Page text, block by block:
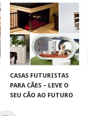
CASAS FUTURISTAS
PARA CÃES – LEVE O
SEU CÃO AO FUTURO